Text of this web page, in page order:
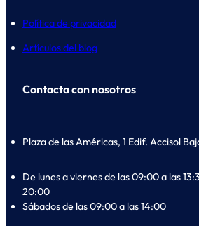
Política de privacidad
Artículos del blog
Contacta con nosotros
Plaza de las Américas, 1 Edif. Accisol
De lunes a viernes de las 09:00 a las
20:00
Sábados de las 09:00 a las 14:00